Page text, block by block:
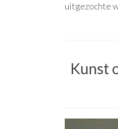
uitgezochte
Kunst